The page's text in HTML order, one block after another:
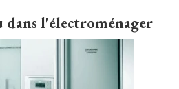
dans l'électroménager